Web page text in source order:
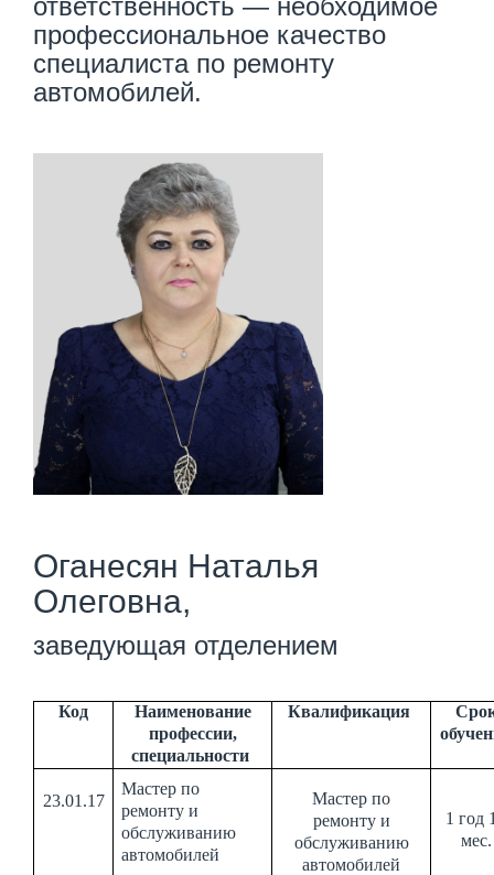
профессиональное качество
специалиста по ремонту
автомобилей.
Оганесян Наталья
Олеговна,
заведующая отделением
Код
Наименование
профессии,
специальности
Квалификация
23.01.17
Мастер по
ремонту и
обслуживанию
автомобилей
Мастер по
ремонту и
обслуживанию
автомобилей
1 год
мес.